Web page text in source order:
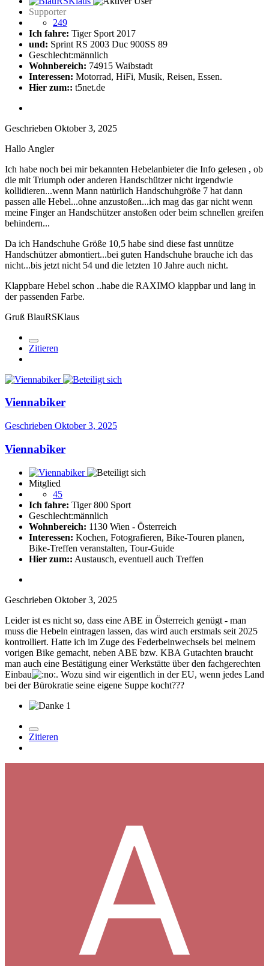
Supporter
249
Ich fahre: Tiger Sport 2017
und: Sprint RS 2003 Duc 900SS 89
Geschlecht:männlich
Wohnbereich: 74915 Waibstadt
Interessen: Motorrad, HiFi, Musik, Reisen, Essen.
Hier zum:: t5net.de
Geschrieben Oktober 3, 2025
Hallo Angler
Ich habe noch bei mir bekannten Hebelanbieter die Info gelesen , ob
die mit Triumph oder anderen Handschützer nicht irgendwie
kollidieren...wenn Mann natürlich Handschuhgröße 7 hat dann
passen alle Hebel...ohne anzustoßen...ich mag das gar nicht wenn
meine Finger an Handschützer anstoßen oder beim schnellen greifen
behindern...
Da ich Handschuhe Größe 10,5 habe sind diese fast unnütze
Handschützer abmontiert...bei guten Handschuhe brauche ich das
nicht...bis jetzt nicht 54 und die letzten 10 Jahre auch nicht.
Klappbare Hebel schon ..habe die RAXIMO klappbar und lang in
der passenden Farbe.
Gruß BlauRSKlaus
Zitieren
Viennabiker
Geschrieben Oktober 3, 2025
Viennabiker
Mitglied
45
Ich fahre: Tiger 800 Sport
Geschlecht:männlich
Wohnbereich: 1130 Wien - Österreich
Interessen: Kochen, Fotografieren, Bike-Touren planen,
Bike-Treffen veranstalten, Tour-Guide
Hier zum:: Austausch, eventuell auch Treffen
Geschrieben Oktober 3, 2025
Leider ist es nicht so, dass eine ABE in Österreich genügt - man
muss die Hebeln eintragen lassen, das wird auch erstmals seit 2025
kontrolliert. Hatte ich im Zuge des Federbeinwechsels bei meinem
vorigen Bike gemacht, neben ABE bzw. KBA Gutachten braucht
man auch eine Bestätigung einer Werkstätte über den fachgerechten
Einbau
. Wozu sind wir eigentlich in der EU, wenn jedes Land
bei der Bürokratie seine eigene Suppe kocht???
1
Zitieren